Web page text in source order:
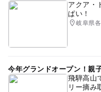
アクア・
ぱい！
岐阜県
今年グランドオープン！親
飛騨高山
リー摘み